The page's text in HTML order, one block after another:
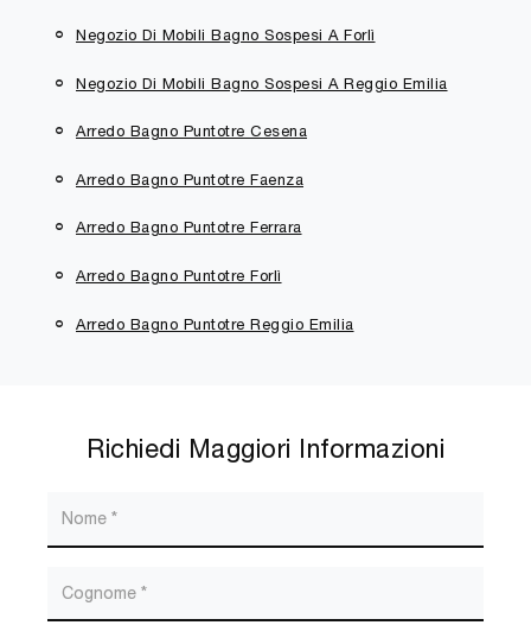
Negozio Di Mobili Bagno Sospesi A Forlì
Negozio Di Mobili Bagno Sospesi A Reggio Emilia
Arredo Bagno Puntotre Cesena
Arredo Bagno Puntotre Faenza
Arredo Bagno Puntotre Ferrara
Arredo Bagno Puntotre Forlì
Arredo Bagno Puntotre Reggio Emilia
Richiedi Maggiori Informazioni